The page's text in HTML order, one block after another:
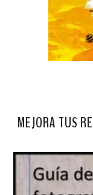
MEJORA TUS